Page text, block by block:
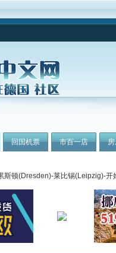
回国机票 市百一店
斯顿(Dresden)-莱比锡(Leipzig)-开